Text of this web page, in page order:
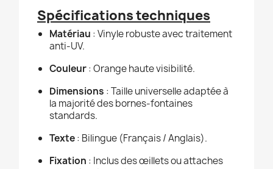
Spécifications techniques
Matériau : Vinyle robuste avec traitement
anti-UV.
Couleur: Orange haute visibilité.
Dimensions : Taille universelle adaptée à
la majorité des bornes-fontaines
standards.
Texte: Bilingue (Français / Anglais).
Fixation : Inclus des œillets ou attaches